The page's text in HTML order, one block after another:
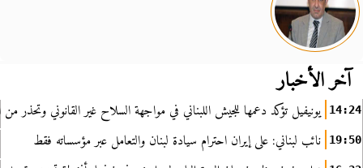
آخر الأخبار
14:24 يونيفيل تؤكد دعمها للجيش اللبناني في مواجهة السلاح غير القانوني وتحذر من
19:50 نائب لبناني: على إيران احترام سيادة لبنان والتعامل عبر مؤسساته فقط